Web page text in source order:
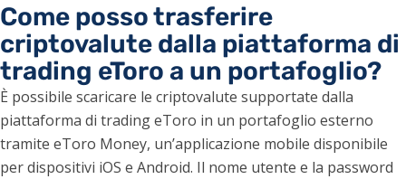
Come posso trasferire
criptovalute dalla piattaforma di
trading eToro a un portafoglio?
È possibile scaricare le criptovalute supportate dalla
piattaforma di trading eToro in un portafoglio esterno
tramite eToro Money, un’applicazione mobile disponibile
per dispositivi iOS e Android. Il nome utente e la password